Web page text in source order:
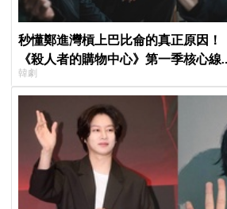
秒懂鄭進灣槓上巴比侖的真正原因！
《殺人者的購物中心》第一季核心線
快速複習
韓劇